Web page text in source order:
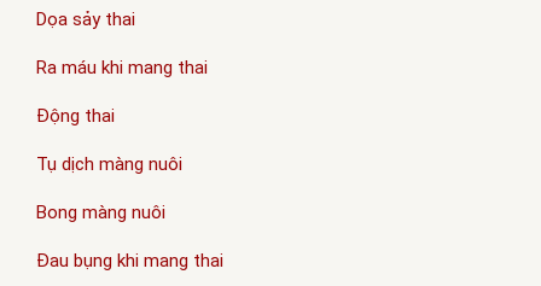
Dọa sảy thai
Ra máu khi mang thai
Động thai
Tụ dịch màng nuôi
Bong màng nuôi
Đau bụng khi mang thai